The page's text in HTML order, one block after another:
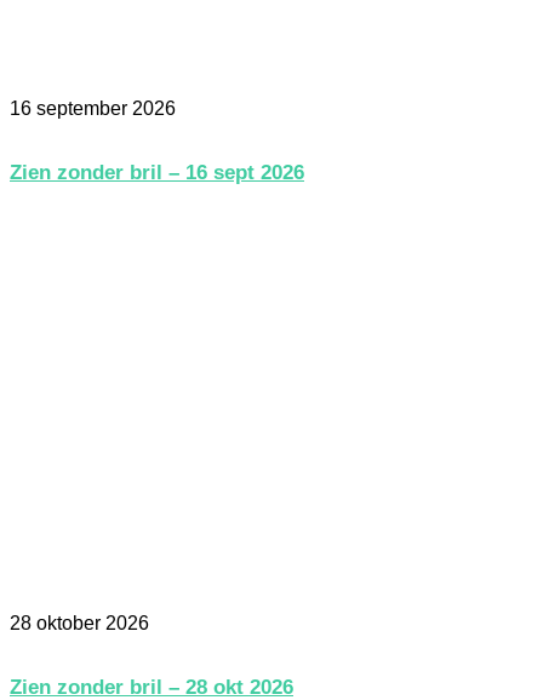
16 september 2026
Zien zonder bril – 16 sept 2026
28 oktober 2026
Zien zonder bril – 28 okt 2026